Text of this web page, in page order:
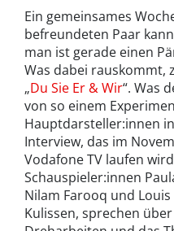
Ein gemeinsames
befreundeten Paar
man ist gerade einen
Was dabei rauskommt,
„Du Sie Er & Wir“. Was
von so einem
Hauptdarsteller:innen
Interview, das im
Vodafone TV laufen
Schauspieler:innen
Nilam Farooq und
Kulissen, sprechen